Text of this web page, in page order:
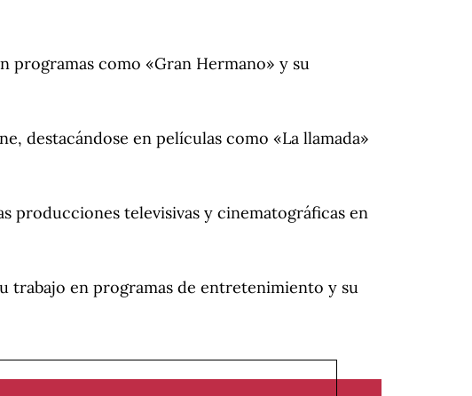
programas como «Gran Hermano» y su
destacándose en películas como «La llamada»
producciones televisivas y cinematográficas en
trabajo en programas de entretenimiento y su